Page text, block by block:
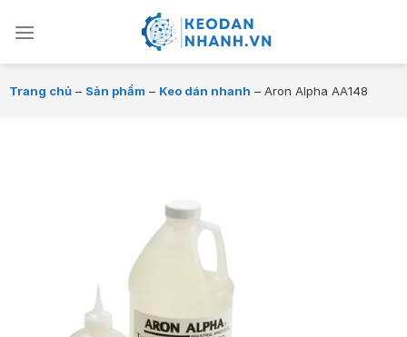
đến
Trang chủ – Sản phẩm – Keo dán nhanh – Aron Alpha AA148